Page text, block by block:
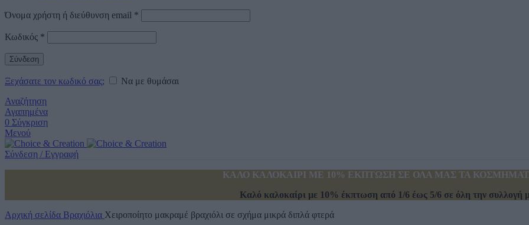
Όνομα χρήστη ή διεύθυνση email *
Κωδικός *
Σύνδεση
Ξεχάσατε τον κωδικό σας;
Να με θυμάσαι
Αναζήτηση
Αγαπημένα
0 Σύγκριση
Μενού
Σύνδεση / Εγγραφή
ΚΑΛΟ ΚΑΛΟΚΑΙΡΙ ΜΕ 10% ΕΚΠΤΩΣΗ ΣΕ ΟΛΑ ΜΑΣ ΤΑ
Καλό καλοκαίρι με 10% έκπτωση από 1/6 έως 5/6 σε όλη την συλλογή
Αρχική σελίδα Βραχιόλια Χειροποίητο μακραμέ βραχιόλι σε σχήμα μικρά διπλά φτερά